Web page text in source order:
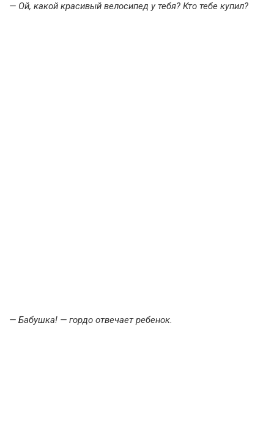
— Ой, какой красивый велосипед у тебя? Кто тебе купил?
— Бабушка! — гордо отвечает ребенок.